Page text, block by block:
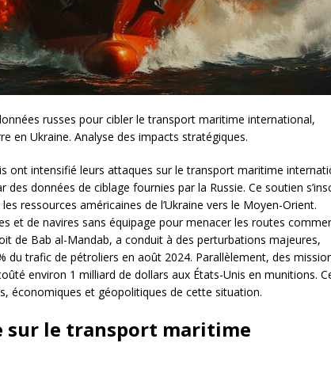
russes pour cibler le transport maritime international,
en Ukraine. Analyse des impacts stratégiques.
ont intensifié leurs attaques sur le transport maritime
données de ciblage fournies par la Russie. Ce soutien
ressources américaines de l’Ukraine vers le Moyen-Orient.
et de navires sans équipage pour menacer les routes
de Bab al-Mandab, a conduit à des perturbations majeures,
du trafic de pétroliers en août 2024. Parallèlement, des
environ 1 milliard de dollars aux États-Unis en munitions.
économiques et géopolitiques de cette situation.
sur le transport maritime